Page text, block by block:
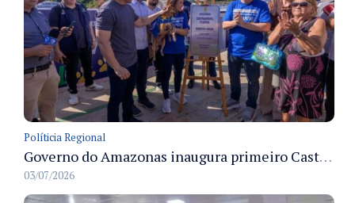
Políticia Regional
Governo do Amazonas inaugura primeiro Castramóvel Fluvial para atendimento veterinário às comunidades ribeirinhas e castração gratuita
03/07/2026